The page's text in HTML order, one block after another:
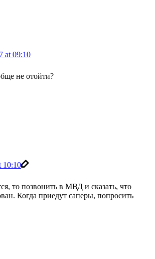
at 09:10
не отойти?
10:10
то позвонить в МВД и сказать, что
Когда приедут саперы, попросить